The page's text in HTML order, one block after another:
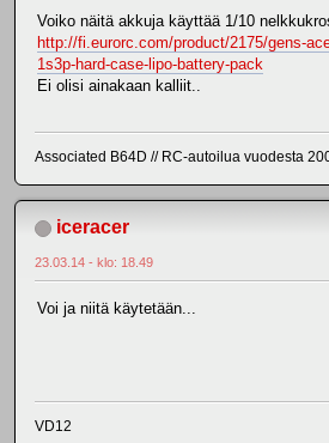
Voiko näitä akkuja käyttää 1/10
http://fi.eurorc.com/product/2175/gens-
1s3p-hard-case-lipo-battery-pack
Ei olisi ainakaan kalliit..
Associated B64D // RC-autoilua vuodesta
iceracer
23.03.14 - klo: 18.49
Voi ja niitä käytetään...
VD12